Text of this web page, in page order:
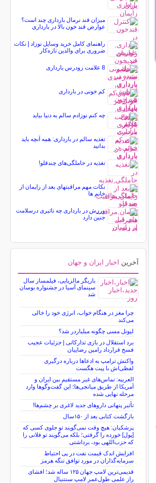
میزان قند نرمال بارداری چند است؟
عوارض قند خون بالا در بارداری
راهنمای کامل خرید وسایل نوزاد | نکات
ضروری برای والدین تازه‌کار
8 علامت زودرس بارداری
کم خونی در بارداری
چه کنم نوزادم سالم به دنیا بیاید
تغذیه سالم در بارداری: همه آنچه باید
بدانید
تغذيه در حاملگی‌های چندقلو!
نکات مهم مراقبتهای بعد از زایمان از
خانم ها
ورزش در بارداری چه تاثیری درسلامت
جنین دارد
آخرین اخبار ایران و جهان
بازیگر مالزیایی، فیلمساز سال
سینمای آسیا در جشنواره بوسان
شد
چرا مغز در هنگام خواب، انرژی خود را خالی
می‌کند
لیونل مسی چگونه میلیاردر شد؟
برد استقلال در بازی تدارکاتی | جزئیات عجیب
فسخ قرارداد رامین رضاییان
واکنش ترامپ به ادعاها درباره درگیری
لفظی‌اش با پیت هگست
العربیه: تماس‌های غیر مستقیم بین ایران و
آمریکا از طریق میانجی‌ها؛ این گفت‌و‌گو‌ها وارد
مرحله نهایی شده
تأثیر پنهانی داروهای جدید لاغری بر چشم‌ها!
بازگشت کتابی بعد از ۱۵۰سال
پزشکیان: هیچ وقت نمی‌گویند تو جلوی کسی که
[پول] خورده را گرفتی؛ بلکه می‌گویند تو فلانی را
که حزب‌اللهی بود، برداشتی
افزایش اندک قیمت نفت در پی احتیاط
سرمایه‌گذاران در مورد توافق تنگه هرمز
قدیمی‌ترین لامپ جهان ۱۲۵ ساله شد؛ افشای
راز علمی طول‌عمر لامپ سنتنیال